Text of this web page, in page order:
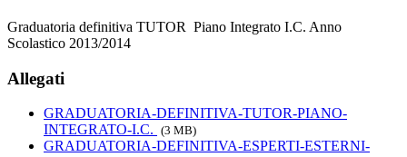
Graduatoria definitiva TUTOR Piano Integrato I.C. Anno
Scolastico 2013/2014
Allegati
GRADUATORIA-DEFINITIVA-TUTOR-PIANO-
INTEGRATO-I.C. (3 MB)
GRADUATORIA-DEFINITIVA-ESPERTI-ESTERNI-